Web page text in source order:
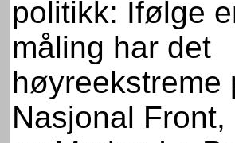
politikk: Ifølge
måling har det
høyreekstreme
Nasjonal Front,